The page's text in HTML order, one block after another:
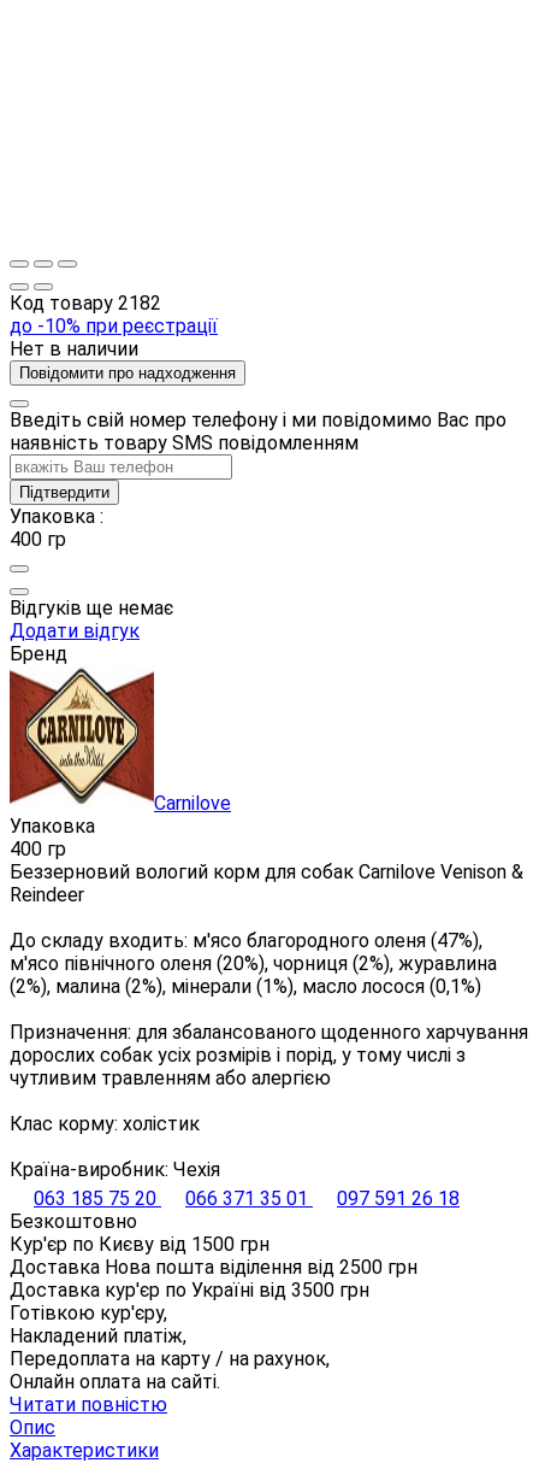
Код товару 2182
до -10% при реєстрації
Нет в наличии
Повідомити про надходження
Введіть свій номер телефону і ми повідомимо Вас про
наявність товару SMS повідомленням
Підтвердити
Упаковка :
400 гр
Відгуків ще немає
Додати відгук
Бренд
Carnilove
Упаковка
400 гр
Беззерновий вологий корм для собак Carnilove Venison &
Reindeer
До складу входить: м'ясо благородного оленя (47%),
м'ясо північного оленя (20%), чорниця (2%), журавлина
(2%), малина (2%), мінерали (1%), масло лосося (0,1%)
Призначення: для збалансованого щоденного харчування
дорослих собак усіх розмірів і порід, у тому числі з
чутливим травленням або алергією
Клас корму: холістик
Країна-виробник: Чехія
063 185 75 20
066 371 35 01
097 591 26 18
Безкоштовно
Кур'єр по Києву від 1500 грн
Доставка Нова пошта віділення від 2500 грн
Доставка кур'єр по Україні від 3500 грн
Готівкою кур'єру,
Накладений платіж,
Передоплата на карту / на рахунок,
Онлайн оплата на сайті.
Читати повністю
Опис
Характеристики